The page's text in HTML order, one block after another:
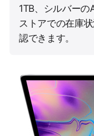
1TB、シルバー
ストアでの在庫
認できます。